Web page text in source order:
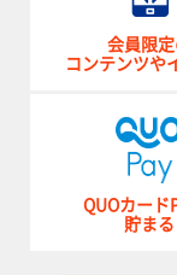
会員限定
コンテンツや
QUOカード
貯まる